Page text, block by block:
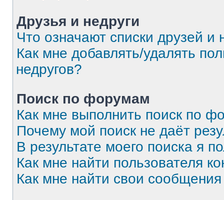
Друзья и недруги
Что означают списки друзей и
Как мне добавлять/удалять
недругов?
Поиск по форумам
Как мне выполнить поиск по
Почему мой поиск не даёт
В результате моего поиска я
Как мне найти пользователя
Как мне найти свои